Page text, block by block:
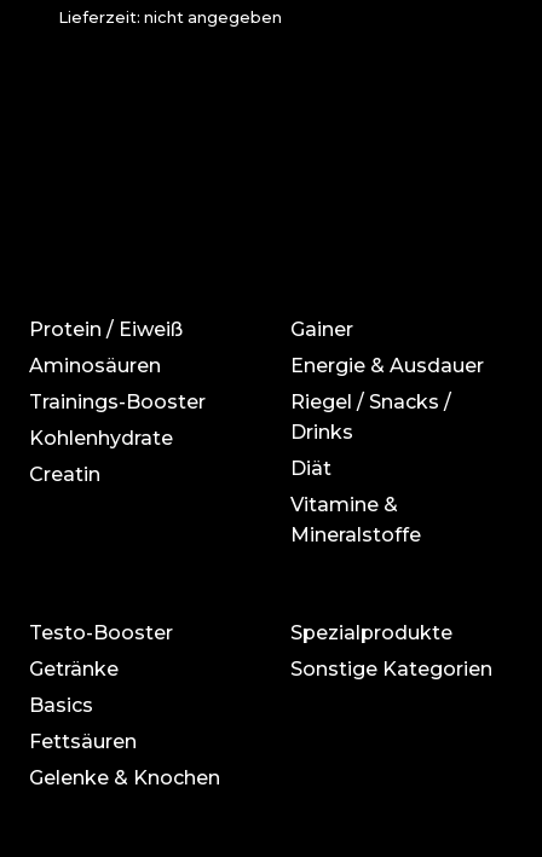
Lieferzeit: nicht angegeben
Protein / Eiweiß
Aminosäuren
Trainings-Booster
Kohlenhydrate
Creatin
Gainer
Energie & Ausdauer
Riegel / Snacks /
Drinks
Diät
Vitamine &
Mineralstoffe
Testo-Booster
Getränke
Basics
Fettsäuren
Gelenke & Knochen
Spezialprodukte
Sonstige Kategorien